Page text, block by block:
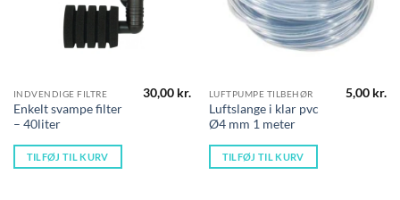
INDVENDIGE FILTRE
Enkelt svampe filter
– 40liter
30,00 kr.
TILFØJ TIL KURV
LUFTPUMPE TILBEHØR
Luftslange i klar pvc
Ø4 mm 1 meter
5,00 kr.
TILFØJ TIL KURV